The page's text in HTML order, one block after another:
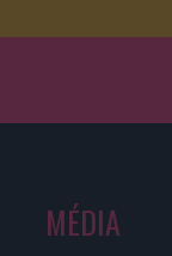
MÉDIA